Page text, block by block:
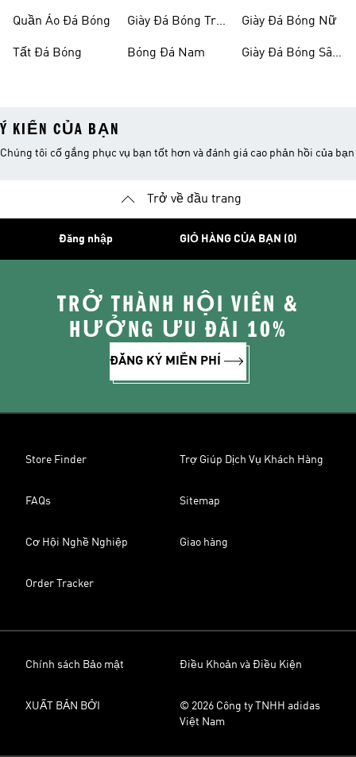
Quần Áo Đá Bóng
Tất Đá Bóng
Giày Đá Bóng Trẻ
Bóng Đá Nam
Giày Đá Bóng Nữ
Giày Đá Bóng Sân
Ý KIẾN CỦA BẠN
Chúng tôi cố gắng phục vụ bạn tốt hơn và đánh giá cao phản hồi của bạn
Trở về đầu trang
Đăng nhập GIỎ HÀNG CỦA BẠN (0)
TRỞ THÀNH HỘI VIÊN &
HƯỞNG ƯU ĐÃI 10%
ĐĂNG KÝ MIỄN PHÍ
Store Finder Trợ Giúp Dịch Vụ Khách Hàng
FAQs Sitemap
Cơ Hội Nghề Nghiệp Giao hàng
Order Tracker
Chính sách Bảo mật Điều Khoản và Điều Kiện
XUẤT BẢN BỞI
© 2026 Công ty TNHH adidas
Việt Nam